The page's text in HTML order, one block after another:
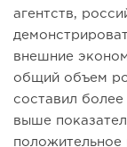
агентств,
внешние
общий объем
составил более
выше
положительное